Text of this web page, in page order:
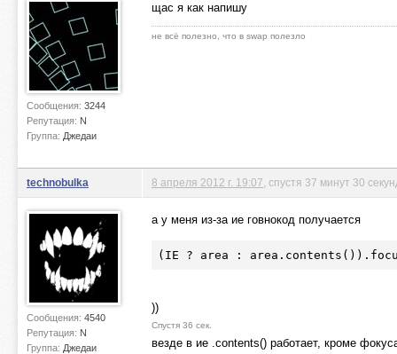
Сообщения: 3244
Репутация: N
Группа: Джедаи
щас я как напишу
не всё полезно, что в swap полезло
technobulka
Сообщения: 4540
Репутация: N
Группа: Джедаи
8 апреля 2012 г. 19:07 , спустя 37 минут 30
а у меня из-за ие говнокод получается
(IE ? area :
))
Спустя 36 сек.
везде в ие .contents() работает, кроме